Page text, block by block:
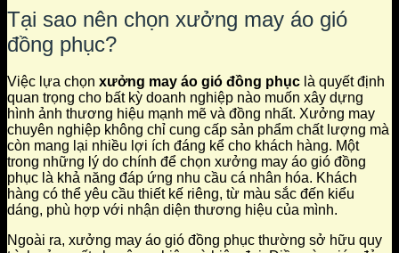
Tại sao nên chọn xưởng may áo gió
đồng phục?
Việc lựa chọn xưởng may áo gió đồng phục là quyết định
quan trọng cho bất kỳ doanh nghiệp nào muốn xây dựng
hình ảnh thương hiệu mạnh mẽ và đồng nhất. Xưởng may
chuyên nghiệp không chỉ cung cấp sản phẩm chất lượng mà
còn mang lại nhiều lợi ích đáng kể cho khách hàng. Một
trong những lý do chính để chọn xưởng may áo gió đồng
phục là khả năng đáp ứng nhu cầu cá nhân hóa. Khách
hàng có thể yêu cầu thiết kế riêng, từ màu sắc đến kiểu
dáng, phù hợp với nhận diện thương hiệu của mình.
Ngoài ra, xưởng may áo gió đồng phục thường sở hữu quy